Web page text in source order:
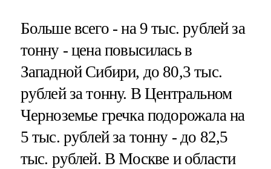
Больше всего - на 9 тыс. рублей за
тонну - цена повысилась в
Западной Сибири, до 80,3 тыс.
рублей за тонну. В Центральном
Черноземье гречка подорожала на
5 тыс. рублей за тонну - до 82,5
тыс. рублей. В Москве и области